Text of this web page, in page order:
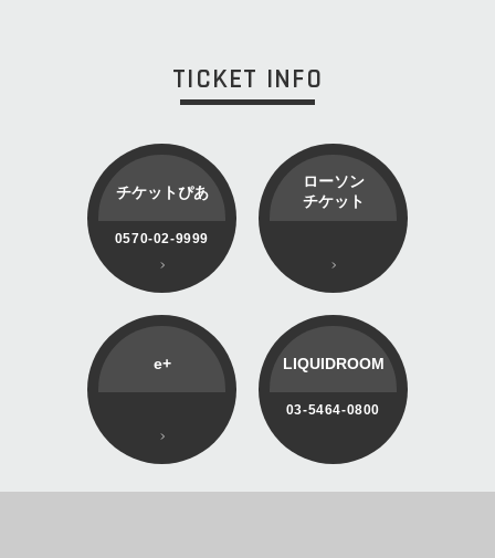
TICKET INFO
チケットぴあ
0570-02-9999
ローソン
チケット
e+ LIQUIDROOM
03-5464-0800